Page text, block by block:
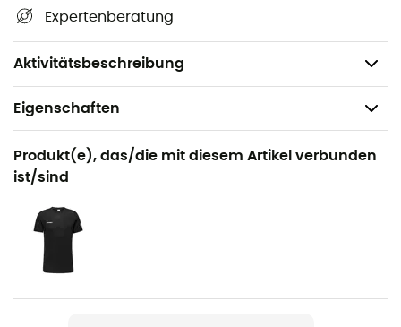
Expertenberatung
Aktivitätsbeschreibung
2 seitliche Reißverschlusstaschen
Gewicht: 304 g
Eigenschaften
Geeignet für
Wandern / Klettern / Skitouren / Trekking /
Bergsteigen / Skibergsteigen
Geschlecht
Herren
Gewicht
Produkt(e), das/die mit diesem Artikel verbunden
ist/sind